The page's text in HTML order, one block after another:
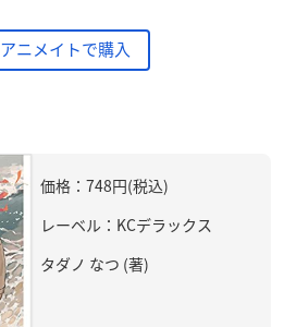
アニメイトで購入
価格：748円(税込)
レーベル：KCデラックス
タダノ なつ (著)